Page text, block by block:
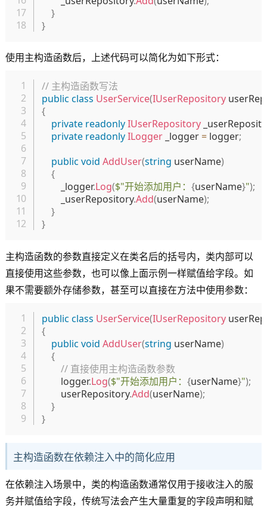
}
}
使用主构造函数后，上述代码可以简化为如下形式：
// 主构造函数写法
public class UserService(IUserRepository
{
private readonlyIUserRepository
private readonlyILogger _logger = logger;
public void AddUser(string userName)
{
        _logger
.Log($"开始添加用户： {userName}");
        _userRepository
.Add(userName);
}
}
主构造函数的参数直接定义在类名后的括号内，类内部可以
直接使用这些参数，也可以像上面示例一样赋值给字段。如
果不需要额外存储参数，甚至可以直接在方法中使用参数：
public class UserService(IUserRepository
{
public void AddUser(string userName)
{
// 直接使用主构造函数参数
        logger
.Log($"开始添加用户： {userName}");
        userRepository
.Add(userName);
}
}
复制
主构造函数在依赖注入中的简化应用
在依赖注入场景中，类的构造函数通常仅用于接收注入的服
务并赋值给字段，传统写法会产生大量重复的字段声明和赋